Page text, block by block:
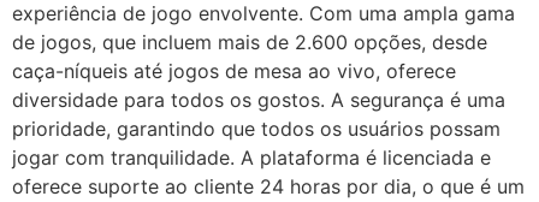
experiência de jogo envolvente. Com uma ampla gama
de jogos, que incluem mais de 2.600 opções, desde
caça-níqueis até jogos de mesa ao vivo, oferece
diversidade para todos os gostos. A segurança é uma
prioridade, garantindo que todos os usuários possam
jogar com tranquilidade. A plataforma é licenciada e
oferece suporte ao cliente 24 horas por dia, o que é um